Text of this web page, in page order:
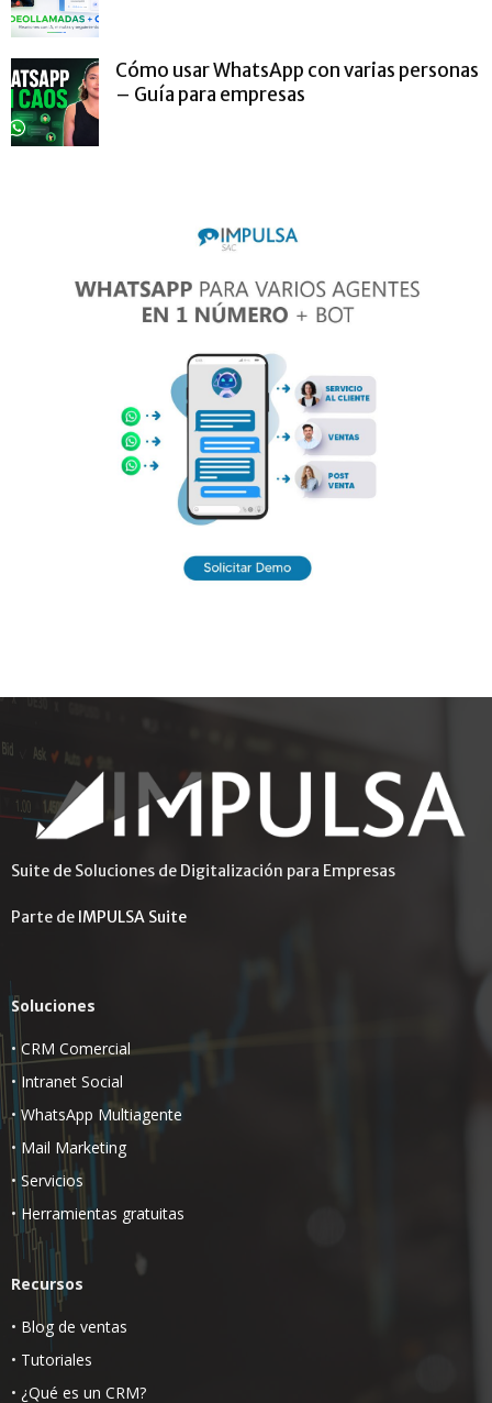
Cómo usar WhatsApp con varias personas
– Guía para empresas
Suite de Soluciones de Digitalización para Empresas
Parte de IMPULSA Suite
Soluciones
•CRM Comercial
• Intranet Social
• WhatsApp Multiagente
• Mail Marketing
• Servicios
• Herramientas gratuitas
Recursos
• Blog de ventas
• Tutoriales
• ¿Qué es un CRM?